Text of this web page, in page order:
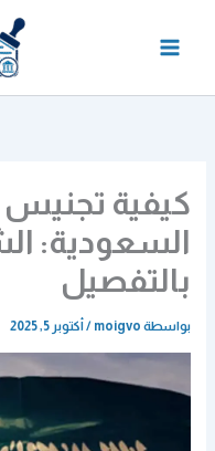
كيفية تجنيس
السعودية:
بالتفصيل
بواسطة moigvo
/أكتوبر 5, 2025